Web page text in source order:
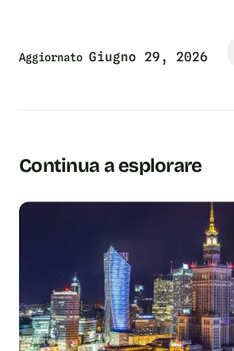
Aggiornato Giugno 29, 2026
Continua a esplorare